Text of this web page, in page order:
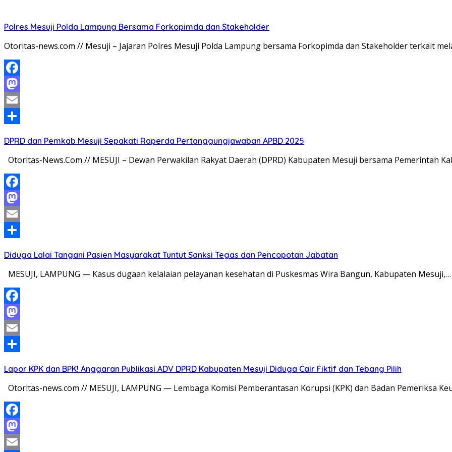
Polres Mesuji Polda Lampung Bersama Forkopimda dan Stakeholder
Otoritas-news.com // Mesuji – Jajaran Polres Mesuji Polda Lampung bersama Forkopimda dan Stakeholder terkait
Facebook
Mastodon
Email
DPRD dan Pemkab Mesuji Sepakati Raperda Pertanggungjawaban APBD 2025
Otoritas-News.Com // MESUJI – Dewan Perwakilan Rakyat Daerah (DPRD) Kabupaten Mesuji bersama Pemerintah
Facebook
Mastodon
Email
Diduga Lalai Tangani Pasien Masyarakat Tuntut Sanksi Tegas dan Pencopotan Jabatan
MESUJI, LAMPUNG — Kasus dugaan kelalaian pelayanan kesehatan di Puskesmas Wira Bangun, Kabupaten Mesuji,…
Facebook
Mastodon
Email
Lapor KPK dan BPK! Anggaran Publikasi ADV DPRD Kabupaten Mesuji Diduga Cair Fiktif dan Tebang Pilih
Otoritas-news.com // MESUJI, LAMPUNG — Lembaga Komisi Pemberantasan Korupsi (KPK) dan Badan Pemeriksa
Facebook
Mastodon